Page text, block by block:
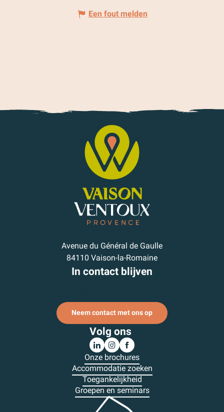
Een fout melden
Avenue du Général de Gaulle
84110 Vaison-la-Romaine
In contact blijven
Neem contact met ons op
Volg ons
Onze brochures
Accommodatie zoeken
Toegankelijkheid
Groepen en seminars